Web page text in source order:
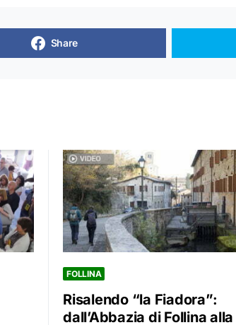
Share
FOLLINA
Risalendo “la Fiadora”:
dall’Abbazia di Follina alla